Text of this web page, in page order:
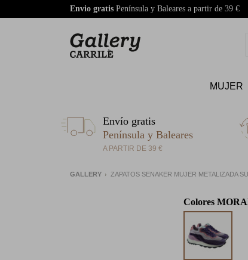
Envio gratis Península y Baleares a partir de 39 €
MUJER
Envío gratis
Península y Baleares
A PARTIR DE 39 €
GALLERY ZAPATOS SENAKER MUJER METALIZADA
Colores